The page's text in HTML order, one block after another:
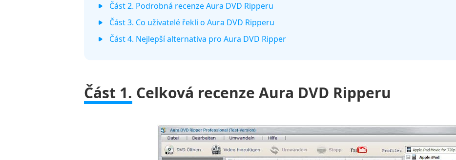
Část 2. Podrobná recenze Aura DVD Ripperu
Část 3. Co uživatelé řekli o Aura DVD Ripperu
Část 4. Nejlepší alternativa pro Aura DVD Ripper
Část 1. Celková recenze Aura DVD Ripperu